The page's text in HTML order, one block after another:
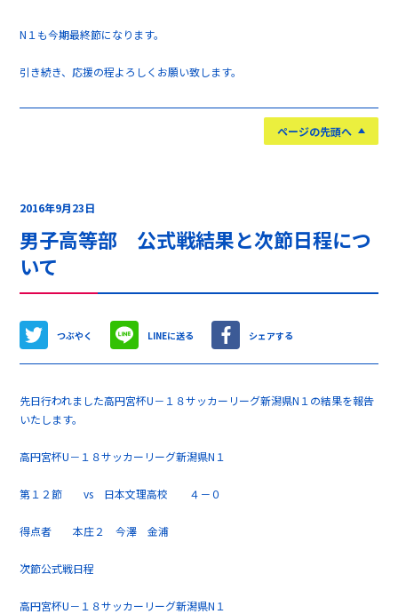
N１も今期最終節になります。
引き続き、応援の程よろしくお願い致します。
ページの先頭へ
2016年9月23日
男子高等部 公式戦結果と次節日程につ
いて
つぶやく LINEに送る シェアする
先日行われました高円宮杯U－１８サッカーリーグ新潟県N１の結果を報告
いたします。
高円宮杯U－１８サッカーリーグ新潟県N１
第１２節 vs 日本文理高校 ４－０
得点者 本庄２ 今澤 金浦
次節公式戦日程
高円宮杯U－１８サッカーリーグ新潟県N１